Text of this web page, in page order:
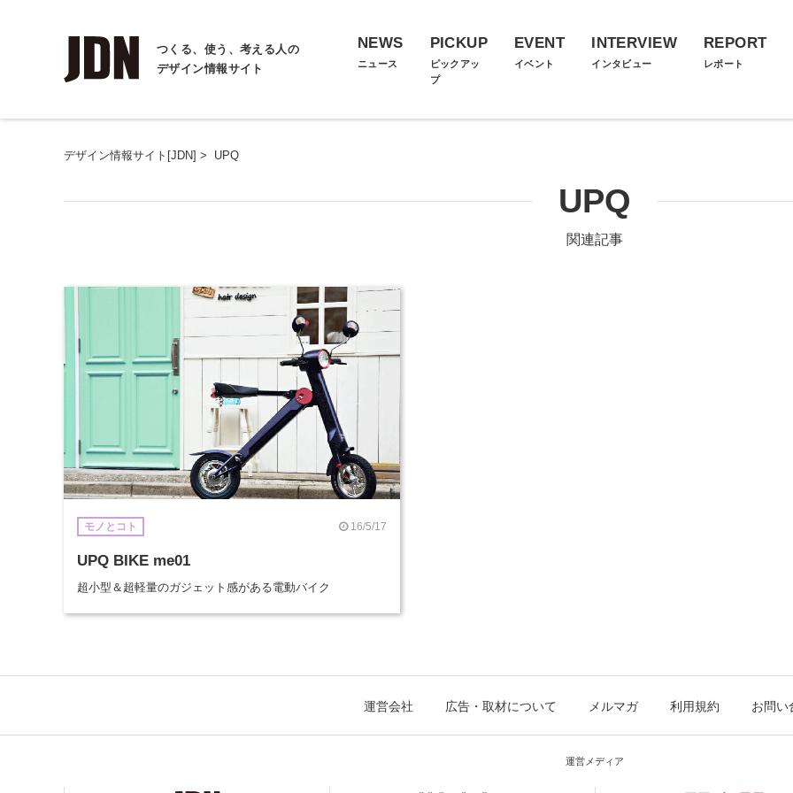
つくる、使う、考える人の
デザイン情報サイト
NEWS
ニュース
PICKUP
ピックアッ
プ
EVENT
イベント
INTERVIEW
インタビュー
REPORT
レポート
デザイン情報サイト[JDN] > UPQ
UPQ
関連記事
モノとコト 16/5/17
UPQ BIKE me01
超小型＆超軽量のガジェット感がある電動バイク
運営会社 広告・取材について メルマガ 利用規約 お問い
運営メディア